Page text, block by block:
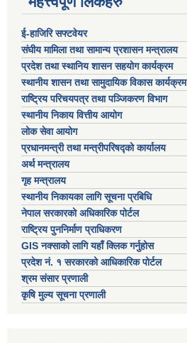
ई-हाजिरि सफ्टवेयर
संघीय मामिला तथा सामान्य प्रशासन मन्त्रालय
प्रदेश तथा स्थानिय शासन सहयोग कार्यक्रम
स्थानीय शासन तथा सामुदायिक विकास कार्यक्रम
राष्ट्रिय परिचयपत्र तथा पञ्जिकरण विभाग
स्थानीय निकाय वित्तीय आयोग
लोक सेवा आयोग
प्रधानमन्त्री तथा मन्त्रीपरिषद्को कार्यालय
अर्थ मन्त्रालय
गृह मन्त्रालय
स्थानीय निकायका लागि सूचना प्रबिधि
नेपाल सरकारको अधिकारिक पोर्टल
राष्ट्रिय पुननिर्माण प्राधिकरण
GIS नक्साको लागि यहाँ क्लिक गर्नुहोस
प्रदेश नं. १ सरकारको आधिकारिक पोर्टल
श्रम संसार प्रणाली
कृषि मुल्य सूचना प्रणाली